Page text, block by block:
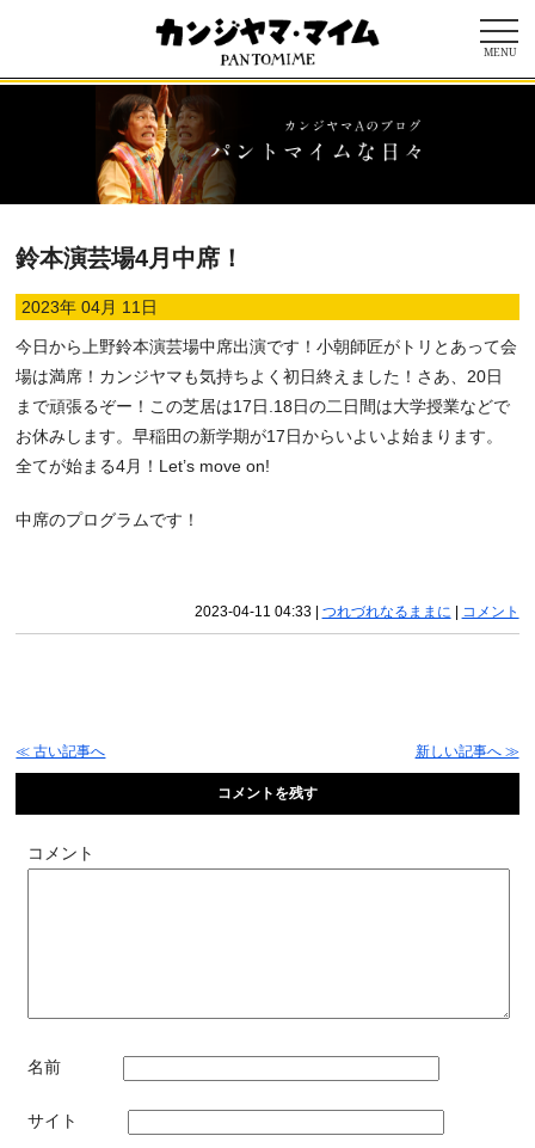
MENU
鈴本演芸場4月中席！
2023年 04月 11日
今日から上野鈴本演芸場中席出演です！小朝師匠がトリとあって会
場は満席！カンジヤマも気持ちよく初日終えました！さあ、20日
まで頑張るぞー！この芝居は17日.18日の二日間は大学授業などで
お休みします。早稲田の新学期が17日からいよいよ始まります。
全てが始まる4月！Let’s move on!
中席のプログラムです！
2023-04-11 04:33 つれづれなるままに コメント
≪ 古い記事へ 新しい記事へ ≫
コメントを残す
コメント
名前
サイト